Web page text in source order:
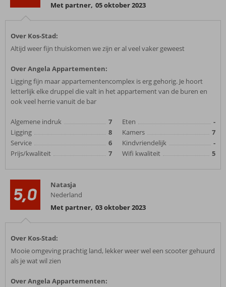
Met partner, 05 oktober 2023
Over Kos-Stad:
Altijd weer fijn thuiskomen we zijn er al veel vaker geweest
Over Angela Appartementen:
Ligging fijn maar appartementencomplex is erg gehorig. Je hoort
letterlijk elke druppel die valt in het appartement van de buren en
ook veel herrie vanuit de bar
Algemene indruk
7
Ligging
8
Service
6
Prijs/kwaliteit
7
Eten
-
Kamers
7
Kindvriendelijk
-
Wifi kwaliteit
5
5,0
Natasja
Nederland
Met partner, 03 oktober 2023
Over Kos-Stad:
Mooie omgeving prachtig land, lekker weer wel een scooter gehuurd
als je wat wil zien
Over Angela Appartementen: